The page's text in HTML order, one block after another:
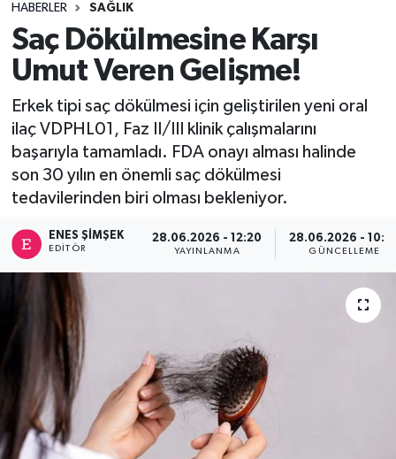
HABERLER SAĞLIK
Saç Dökülmesine Karşı
Umut Veren Gelişme!
Erkek tipi saç dökülmesi için geliştirilen yeni oral
ilaç VDPHL01, Faz II/III klinik çalışmalarını
başarıyla tamamladı. FDA onayı alması halinde
son 30 yılın en önemli saç dökülmesi
tedavilerinden biri olması bekleniyor.
ENES ŞIMŞEK
EDITÖR
28.06.2026 - 12:20
YAYINLANMA
28.06.2026 -
GÜNCELLEME
SPOR
RESMİ İLANLAR
Son Dakika Haberleri
Haber Arşivi